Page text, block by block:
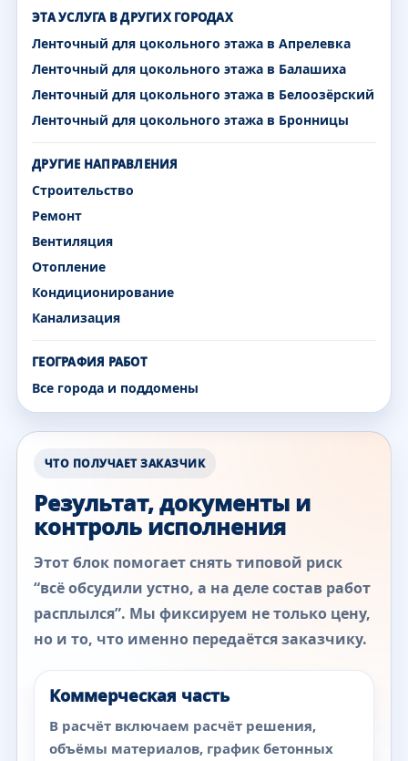
ЭТА УСЛУГА В ДРУГИХ ГОРОДАХ
Ленточный для цокольного этажа в Апрелевка
Ленточный для цокольного этажа в Балашиха
Ленточный для цокольного этажа в Белоозёрский
Ленточный для цокольного этажа в Бронницы
ДРУГИЕ НАПРАВЛЕНИЯ
Строительство
Ремонт
Вентиляция
Отопление
Кондиционирование
Канализация
ГЕОГРАФИЯ РАБОТ
Все города и поддомены
ЧТО ПОЛУЧАЕТ ЗАКАЗЧИК
Результат, документы и
контроль исполнения
Этот блок помогает снять типовой риск
“всё обсудили устно, а на деле состав работ
расплылся”. Мы фиксируем не только цену,
но и то, что именно передаётся заказчику.
Коммерческая часть
В расчёт включаем расчёт решения,
объёмы материалов, график бетонных